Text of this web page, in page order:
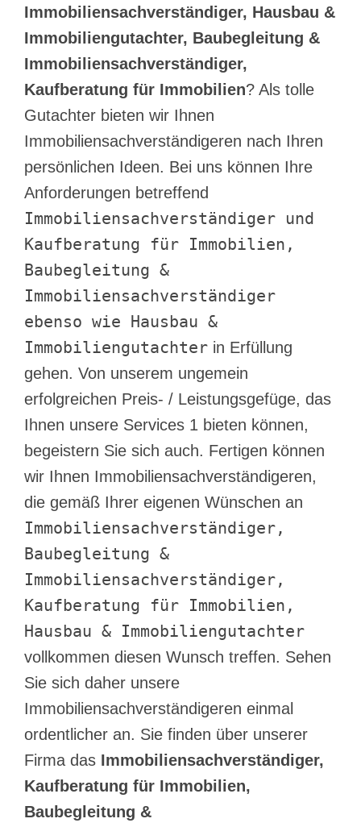
Immobiliensachverständiger, Hausbau &
Immobiliengutachter, Baubegleitung &
Immobiliensachverständiger,
Kaufberatung für Immobilien? Als tolle
Gutachter bieten wir Ihnen
Immobiliensachverständigeren nach Ihren
persönlichen Ideen. Bei uns können Ihre
Anforderungen betreffend
Immobiliensachverständiger und
Kaufberatung für Immobilien,
Baubegleitung &
Immobiliensachverständiger
ebenso wie Hausbau &
Immobiliengutachter in Erfüllung
gehen. Von unserem ungemein
erfolgreichen Preis- / Leistungsgefüge, das
Ihnen unsere Services 1 bieten können,
begeistern Sie sich auch. Fertigen können
wir Ihnen Immobiliensachverständigeren,
die gemäß Ihrer eigenen Wünschen an
Immobiliensachverständiger,
Baubegleitung &
Immobiliensachverständiger,
Kaufberatung für Immobilien,
Hausbau & Immobiliengutachter
vollkommen diesen Wunsch treffen. Sehen
Sie sich daher unsere
Immobiliensachverständigeren einmal
ordentlicher an. Sie finden über unserer
Firma das Immobiliensachverständiger,
Kaufberatung für Immobilien,
Baubegleitung &